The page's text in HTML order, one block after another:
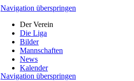
Navigation überspringen
Der Verein
Die Liga
Bilder
Mannschaften
News
Kalender
Navigation überspringen